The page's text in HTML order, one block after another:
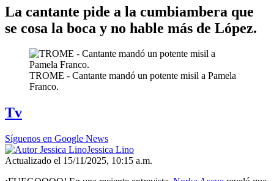
La cantante pide a la cumbiambera que
se cosa la boca y no hable más de López.
TROME - Cantante mandó un potente misil a Pamela
Franco.
Tv
Síguenos en Google News
Jessica Lino
Actualizado el 15/11/2025, 10:15 a.m.